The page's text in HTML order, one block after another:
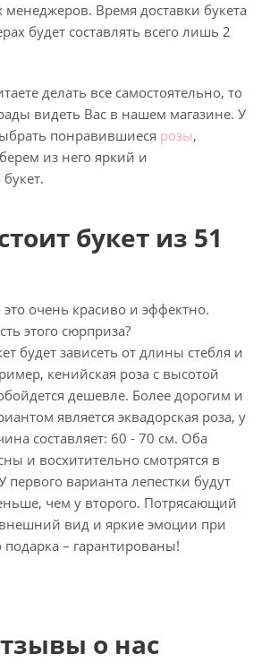
Время доставки букета
будет составлять всего лишь 2
делать все самостоятельно, то
видеть Вас в нашем магазине. У
понравившиеся розы,
из него яркий и
букет из 51
это очень красиво и эффектно.
этого сюрприза?
будет зависеть от длины стебля и
кенийская роза с высотой
дешевле. Более дорогим и
является эквадорская роза, у
составляет: 60 - 70 см. Оба
и восхитительно смотрятся в
первого варианта лепестки будут
чем у второго. Потрясающий
вид и яркие эмоции при
подарка – гарантированы!
о нас